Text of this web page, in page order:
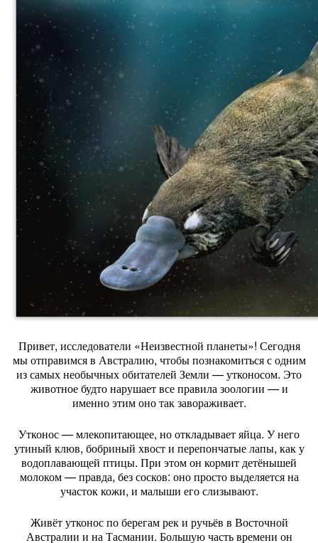
Привет, исследователи «Неизвестной планеты»! Сегодня
мыотправимсяв Австралию, чтобыпознакомитьсясодним
изсамыхнеобычныхобитателей Земли — утконосом. Это
животноебудтонарушаетвсеправилазоологии — и
именноэтимонотакзавораживает.
Утконос— млекопитающее, нооткладываетяйца. Унего
утиный клюв, бобриный хвости перепончатыелапы, каку
водоплавающей птицы. При этомон кормитдетёнышей
молоком— правда, безсосков: онопростовыделяетсяна
участоккожи, и малыши егослизывают.
Живётутконоспоберегамреки ручьёв в Восточной
Австралии и наТасмании. Большуючастьвремени он